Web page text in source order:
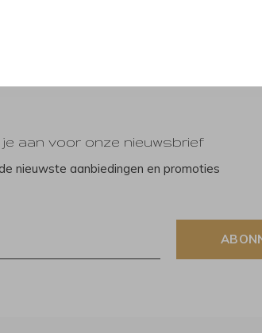
je aan voor onze nieuwsbrief
nieuwste aanbiedingen en promoties